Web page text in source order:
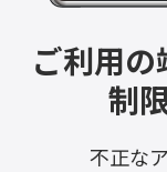
ご利用
制
不正な